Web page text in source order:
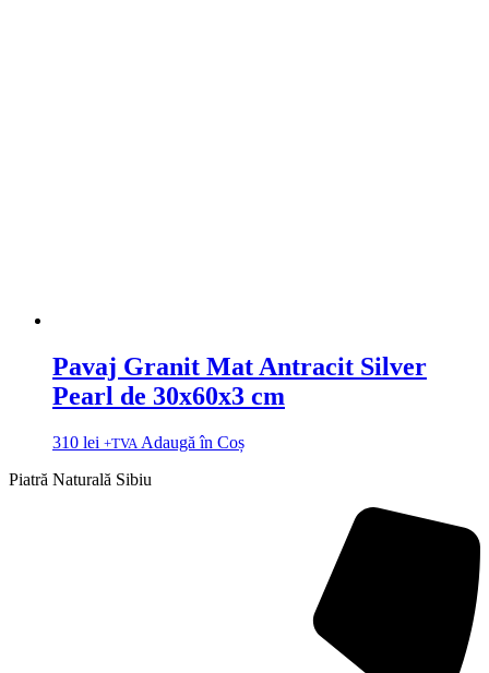
Pavaj Granit Mat Antracit Silver
Pearl de 30x60x3 cm
310 lei +TVA Adaugă în Coș
Piatră Naturală Sibiu